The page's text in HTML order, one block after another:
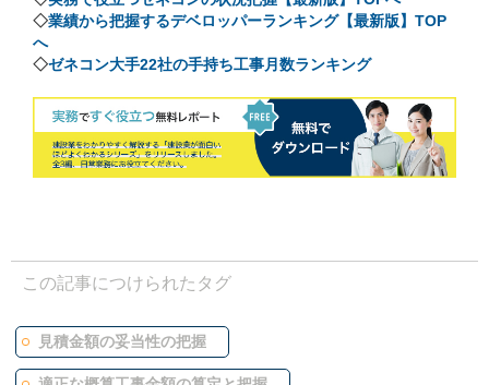
◇業績から把握するデベロッパーランキング【最新版】TOP
へ
◇ゼネコン大手22社の手持ち工事月数ランキング
この記事につけられたタグ
見積金額の妥当性の把握